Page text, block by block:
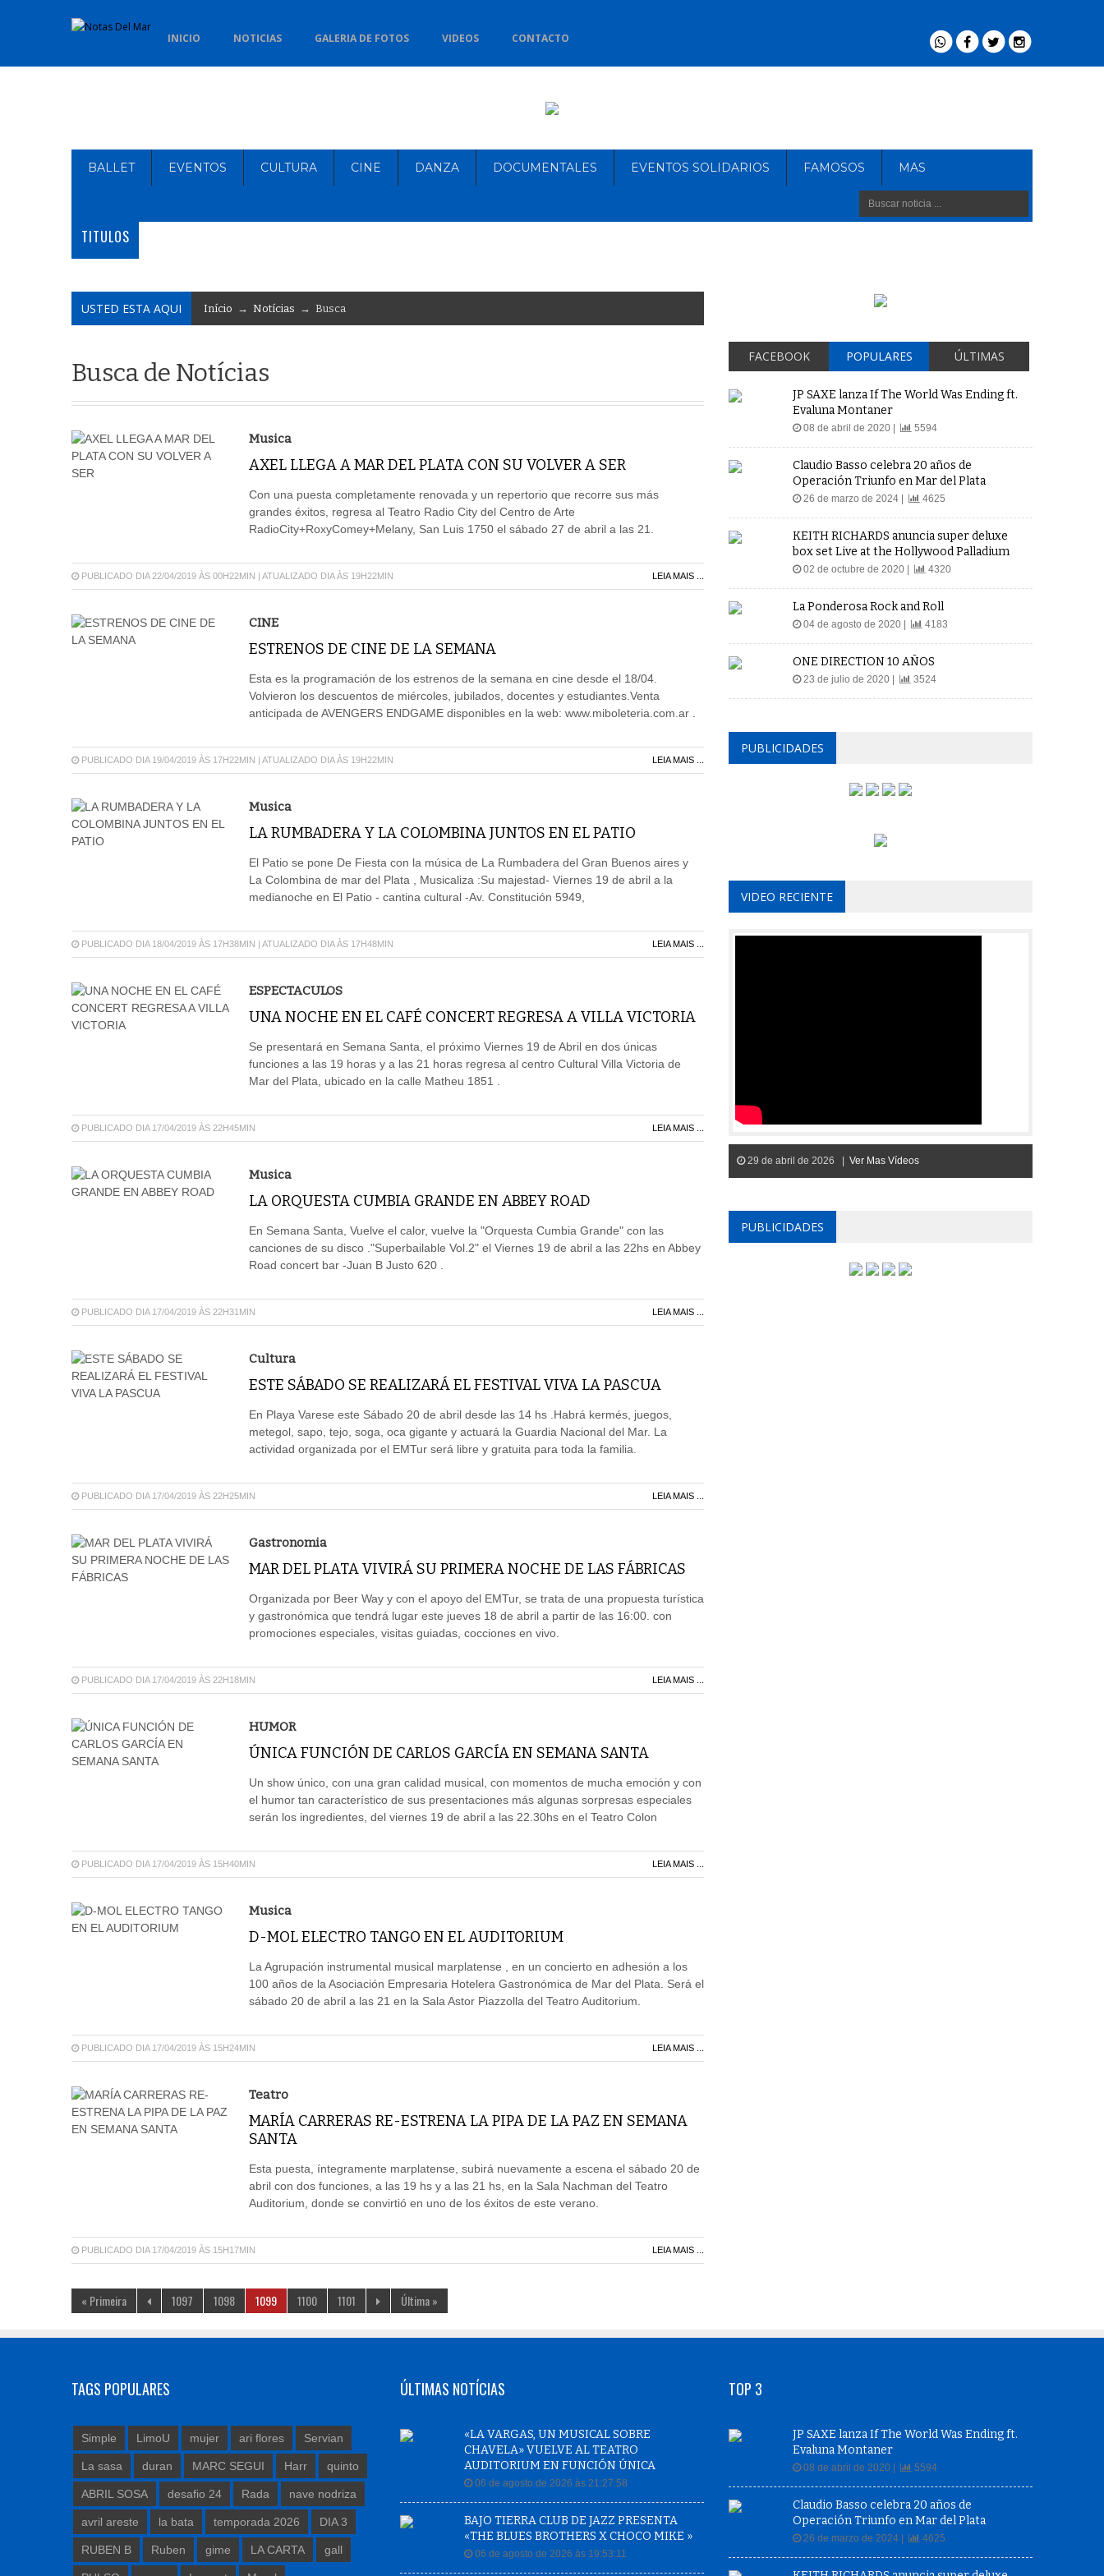
INICIO NOTICIAS GALERIA DE FOTOS VIDEOS CONTACTO
BALLET EVENTOS CULTURA CINE DANZA DOCUMENTALES EVENTOS SOLIDARIOS FAMOSOS MAS
TITULOS
USTED ESTA AQUI Início → Notícias → Busca
Busca de Notícias
Musica
AXEL LLEGA A MAR DEL PLATA CON SU VOLVER A SER
Con una puesta completamente renovada y un repertorio que recorre sus más
grandes éxitos, regresa al Teatro Radio City del Centro de Arte
RadioCity+RoxyComey+Melany, San Luis 1750 el sábado 27 de abril a las 21.
PUBLICADO DIA 22/04/2019 ÀS 00H22MIN | ATUALIZADO DIA ÀS 19H22MIN LEIA MAIS ...
CINE
ESTRENOS DE CINE DE LA SEMANA
Esta es la programación de los estrenos de la semana en cine desde el 18/04.
Volvieron los descuentos de miércoles, jubilados, docentes y estudiantes.Venta
anticipada de AVENGERS ENDGAME disponibles en la web: www.miboleteria.com.ar .
PUBLICADO DIA 19/04/2019 ÀS 17H22MIN | ATUALIZADO DIA ÀS 19H22MIN LEIA MAIS ...
Musica
LA RUMBADERA Y LA COLOMBINA JUNTOS EN EL PATIO
El Patio se pone De Fiesta con la música de La Rumbadera del Gran Buenos aires y
La Colombina de mar del Plata , Musicaliza :Su majestad- Viernes 19 de abril a la
medianoche en El Patio - cantina cultural -Av. Constitución 5949,
PUBLICADO DIA 18/04/2019 ÀS 17H38MIN | ATUALIZADO DIA ÀS 17H48MIN LEIA MAIS ...
ESPECTACULOS
UNA NOCHE EN EL CAFÉ CONCERT REGRESA A VILLA VICTORIA
Se presentará en Semana Santa, el próximo Viernes 19 de Abril en dos únicas
funciones a las 19 horas y a las 21 horas regresa al centro Cultural Villa Victoria de
Mar del Plata, ubicado en la calle Matheu 1851 .
PUBLICADO DIA 17/04/2019 ÀS 22H45MIN LEIA MAIS ...
Musica
LA ORQUESTA CUMBIA GRANDE EN ABBEY ROAD
En Semana Santa, Vuelve el calor, vuelve la "Orquesta Cumbia Grande" con las
canciones de su disco ."Superbailable Vol.2" el Viernes 19 de abril a las 22hs en Abbey
Road concert bar -Juan B Justo 620 .
PUBLICADO DIA 17/04/2019 ÀS 22H31MIN LEIA MAIS ...
Cultura
ESTE SÁBADO SE REALIZARÁ EL FESTIVAL VIVA LA PASCUA
En Playa Varese este Sábado 20 de abril desde las 14 hs .Habrá kermés, juegos,
metegol, sapo, tejo, soga, oca gigante y actuará la Guardia Nacional del Mar. La
actividad organizada por el EMTur será libre y gratuita para toda la familia.
PUBLICADO DIA 17/04/2019 ÀS 22H25MIN LEIA MAIS ...
Gastronomia
MAR DEL PLATA VIVIRÁ SU PRIMERA NOCHE DE LAS FÁBRICAS
Organizada por Beer Way y con el apoyo del EMTur, se trata de una propuesta turística
y gastronómica que tendrá lugar este jueves 18 de abril a partir de las 16:00. con
promociones especiales, visitas guiadas, cocciones en vivo.
PUBLICADO DIA 17/04/2019 ÀS 22H18MIN LEIA MAIS ...
HUMOR
ÚNICA FUNCIÓN DE CARLOS GARCÍA EN SEMANA SANTA
Un show único, con una gran calidad musical, con momentos de mucha emoción y con
el humor tan característico de sus presentaciones más algunas sorpresas especiales
serán los ingredientes, del viernes 19 de abril a las 22.30hs en el Teatro Colon
PUBLICADO DIA 17/04/2019 ÀS 15H40MIN LEIA MAIS ...
Musica
D-MOL ELECTRO TANGO EN EL AUDITORIUM
La Agrupación instrumental musical marplatense , en un concierto en adhesión a los
100 años de la Asociación Empresaria Hotelera Gastronómica de Mar del Plata. Será el
sábado 20 de abril a las 21 en la Sala Astor Piazzolla del Teatro Auditorium.
PUBLICADO DIA 17/04/2019 ÀS 15H24MIN LEIA MAIS ...
Teatro
MARÍA CARRERAS RE-ESTRENA LA PIPA DE LA PAZ EN SEMANA
SANTA
Esta puesta, íntegramente marplatense, subirá nuevamente a escena el sábado 20 de
abril con dos funciones, a las 19 hs y a las 21 hs, en la Sala Nachman del Teatro
Auditorium, donde se convirtió en uno de los éxitos de este verano.
PUBLICADO DIA 17/04/2019 ÀS 15H17MIN LEIA MAIS ...
« Primeira 1097 1098 1099 1100 1101 Última »
FACEBOOK POPULARES ÚLTIMAS
JP SAXE lanza If The World Was Ending ft.
Evaluna Montaner
08 de abril de 2020 | 5594
Claudio Basso celebra 20 años de
Operación Triunfo en Mar del Plata
26 de marzo de 2024 | 4625
KEITH RICHARDS anuncia super deluxe
box set Live at the Hollywood Palladium
02 de octubre de 2020 | 4320
La Ponderosa Rock and Roll
04 de agosto de 2020 | 4183
ONE DIRECTION 10 AÑOS
23 de julio de 2020 | 3524
PUBLICIDADES
VIDEO RECIENTE
29 de abril de 2026 | Ver Mas Vídeos
PUBLICIDADES
TAGS POPULARES
Simple LimoU mujer ari flores Servian
La sasa duran MARC SEGUI Harr quinto
ABRIL SOSA desafio 24 Rada nave nodriza
avril areste la bata temporada 2026 DIA 3
RUBEN B Ruben gime LA CARTA gall
ÚLTIMAS NOTÍCIAS
«LA VARGAS, UN MUSICAL SOBRE
CHAVELA» VUELVE AL TEATRO
AUDITORIUM EN FUNCIÓN ÚNICA
06 de agosto de 2026 às 21:27:58
BAJO TIERRA CLUB DE JAZZ PRESENTA
«THE BLUES BROTHERS X CHOCO MIKE »
06 de agosto de 2026 às 19:53:11
TOP 3
JP SAXE lanza If The World Was Ending ft.
Evaluna Montaner
08 de abril de 2020 | 5594
Claudio Basso celebra 20 años de
Operación Triunfo en Mar del Plata
26 de marzo de 2024 | 4625